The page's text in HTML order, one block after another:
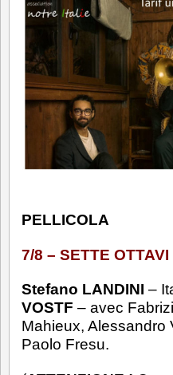
PELLICOLA
7/8 – SETTE OTTAVI
Stefano LANDINI –
VOSTF – avec
Mahieux,
Paolo Fresu.